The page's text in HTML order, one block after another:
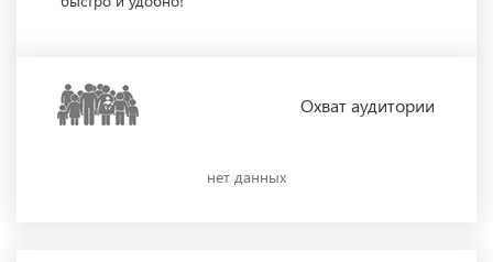
Охватаудитории
нет данных